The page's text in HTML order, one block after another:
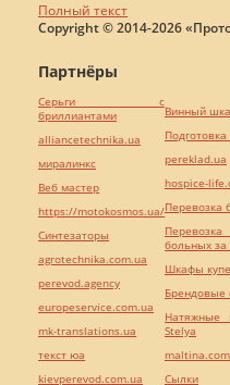
Полный текст
Copyright © 2014-2026
Партнёры
Серьги с
бриллиантами
alliancetechnika.ua
миралинкс
Веб мастер
https://motokosmos.ua/
Синтезаторы
agrotechnika.com.ua
perevod.agency
europeservice.com.ua
mk-translations.ua
текст юа
kievperevod.com.ua
Винный
pereklad.ua
hospice-
Перевозка
больных за
Шкафы купе
Брендовые
Натяжные
Stelya
Cылки